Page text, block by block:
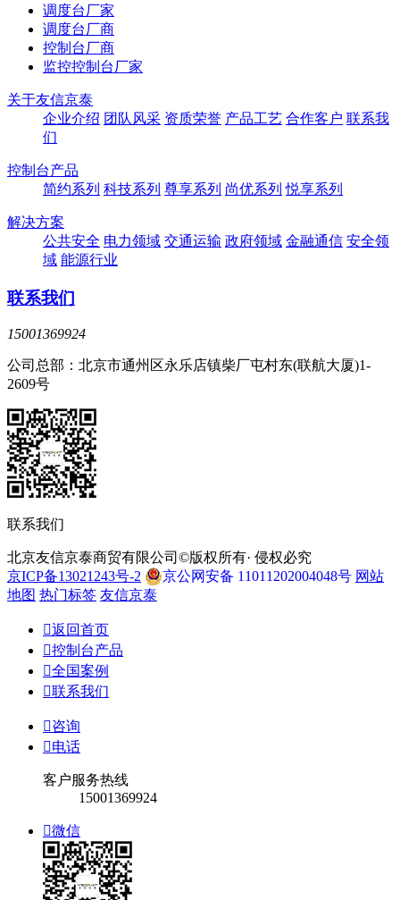
调度台厂家
调度台厂商
控制台厂商
监控控制台厂家
关于友信京泰
企业介绍 团队风采 资质荣誉 产品工艺 合作客户 联系我
们
控制台产品
简约系列 科技系列 尊享系列 尚优系列 悦享系列
解决方案
公共安全 电力领域 交通运输 政府领域 金融通信 安全领
域 能源行业
联系我们
15001369924
公司总部：北京市通州区永乐店镇柴厂屯村东(联航大厦)1-
2609号
联系我们
北京友信京泰商贸有限公司©版权所有· 侵权必究
京ICP备13021243号-2
京公网安备 11011202004048号 网站
地图 热门标签 友信京泰
返回首页
控制台产品
全国案例
联系我们
咨询
电话
客户服务热线
15001369924
微信